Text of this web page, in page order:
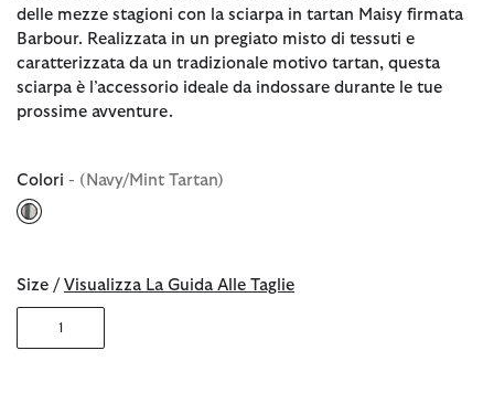
delle mezze stagioni con la sciarpa in tartan Maisy firmata
Barbour. Realizzata in un pregiato misto di tessuti e
caratterizzata da un tradizionale motivo tartan, questa
sciarpa è l’accessorio ideale da indossare durante le tue
prossime avventure.
Colori - (Navy/Mint Tartan)
Size / Visualizza La Guida Alle Taglie
1